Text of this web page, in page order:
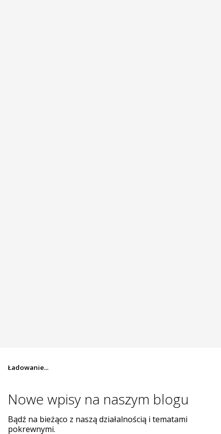
Ładowanie...
Nowe wpisy na naszym blogu
Bądź na bieżąco z naszą działalnością i tematami
pokrewnymi.